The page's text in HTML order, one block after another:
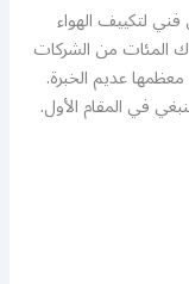
لتكييف الهواء
المئات من الشركات
عديم الخبرة.
في المقام الأول.